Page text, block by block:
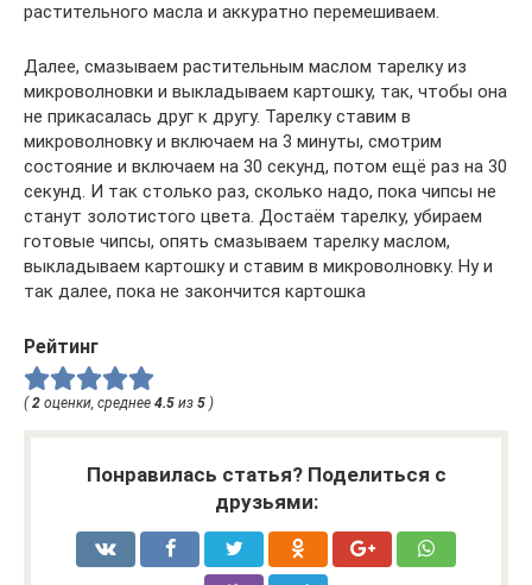
растительного масла и аккуратно перемешиваем.
Далее, смазываем растительным маслом тарелку из
микроволновки и выкладываем картошку, так, чтобы она
не прикасалась друг к другу. Тарелку ставим в
микроволновку и включаем на 3 минуты, смотрим
состояние и включаем на 30 секунд, потом ещё раз на 30
секунд. И так столько раз, сколько надо, пока чипсы не
станут золотистого цвета. Достаём тарелку, убираем
готовые чипсы, опять смазываем тарелку маслом,
выкладываем картошку и ставим в микроволновку. Ну и
так далее, пока не закончится картошка
Рейтинг
( 2 оценки, среднее 4.5 из 5 )
Понравилась статья? Поделиться с
друзьями: